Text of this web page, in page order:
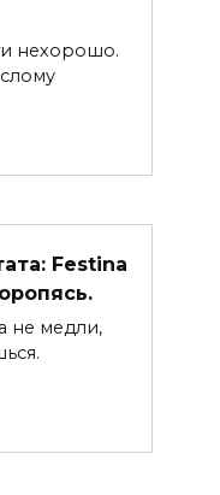
нехорошо.
Festina
не медли,